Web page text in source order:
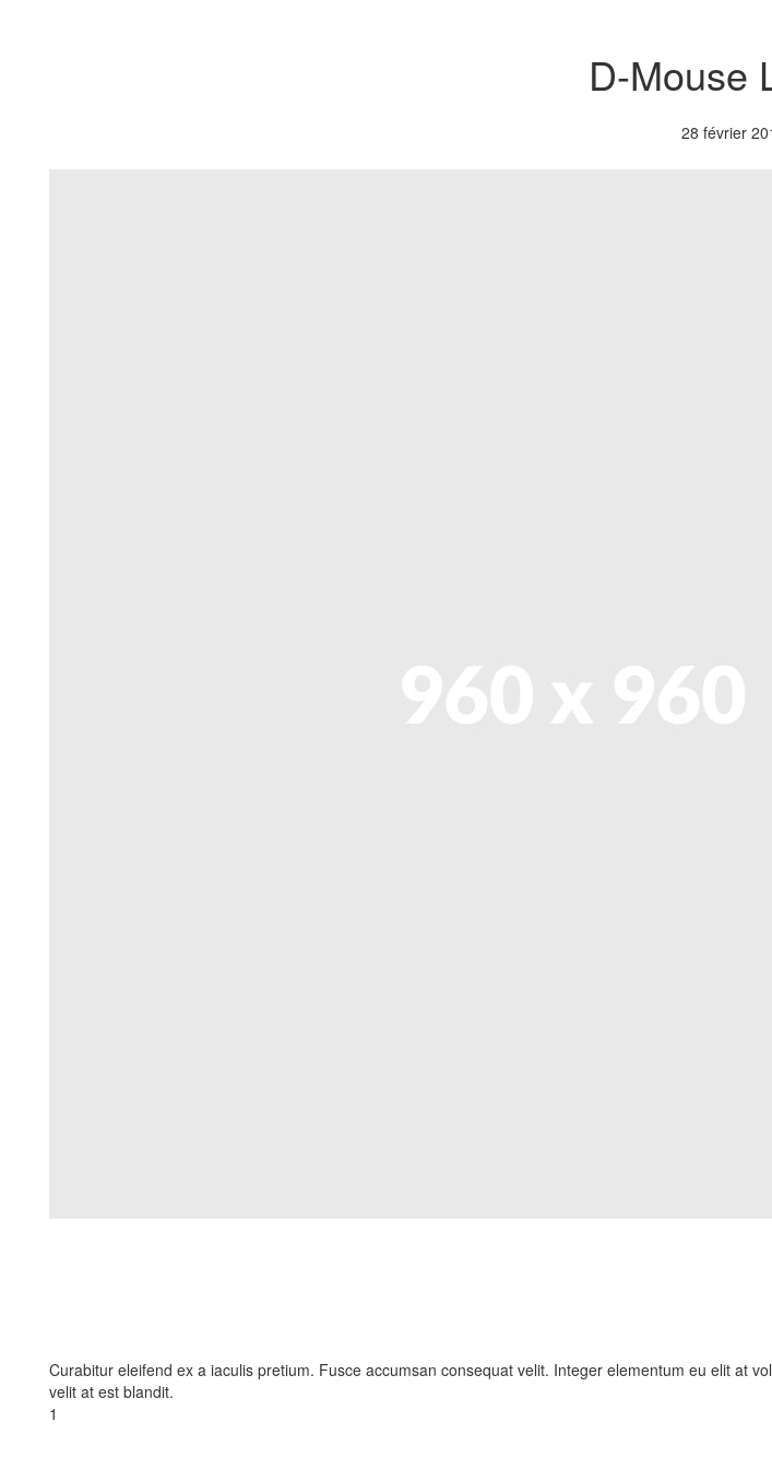
D-Mouse
28 février
Curabitur eleifend ex a iaculis pretium. Fusce accumsan consequat velit. Integer elementum eu elit at
velit at est blandit.
1